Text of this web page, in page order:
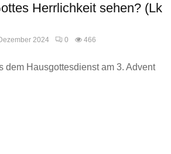
Herrlichkeit sehen? (Lk
2024 0 466
dem Hausgottesdienst am 3. Advent